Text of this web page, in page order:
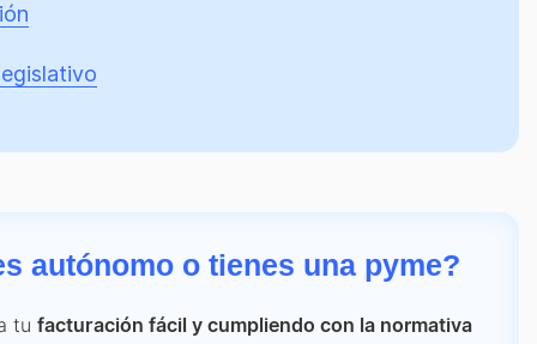
autónomo o tienes una pyme?
tu facturación fácil y cumpliendo con la normativa